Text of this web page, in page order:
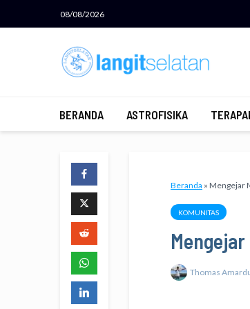
08/08/2026
BERANDA ASTROFISIKA
Beranda » Mengejar
KOMUNITAS
Thomas